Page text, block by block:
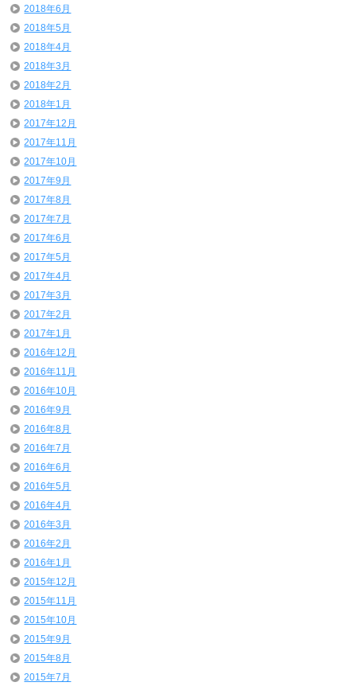
2018年6月
2018年5月
2018年4月
2018年3月
2018年2月
2018年1月
2017年12月
2017年11月
2017年10月
2017年9月
2017年8月
2017年7月
2017年6月
2017年5月
2017年4月
2017年3月
2017年2月
2017年1月
2016年12月
2016年11月
2016年10月
2016年9月
2016年8月
2016年7月
2016年6月
2016年5月
2016年4月
2016年3月
2016年2月
2016年1月
2015年12月
2015年11月
2015年10月
2015年9月
2015年8月
2015年7月